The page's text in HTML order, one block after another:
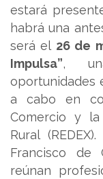
estará
habrá una
será el 26 de
Impulsa”,
oportunidades
a cabo en
Comercio y
Rural
Francisco de
reúnan